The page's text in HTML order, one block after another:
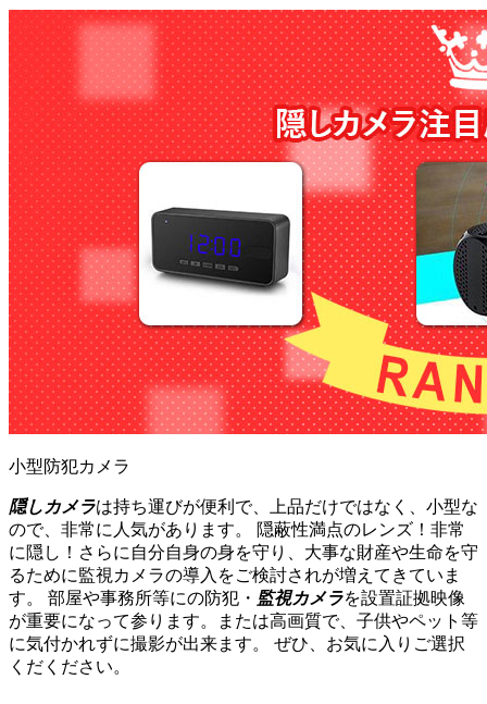
小型防犯カメラ
隠しカメラは持ち運びが便利で、上品だけではなく、小型な
ので、非常に人気があります。 隠蔽性満点のレンズ！非常
に隠し！さらに自分自身の身を守り、大事な財産や生命を守
るために監視カメラの導入をご検討されが増えてきていま
す。 部屋や事務所等にの防犯・ 監視カメラを設置証拠映像
が重要になって参ります。または高画質で、子供やペット等
に気付かれずに撮影が出来ます。 ぜひ、お気に入りご選択
くだください。